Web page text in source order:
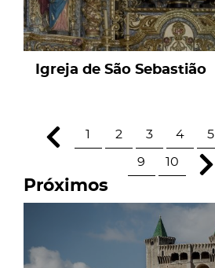
Igreja de São Sebastião
1 2 3 4 5
9 10
Próximos